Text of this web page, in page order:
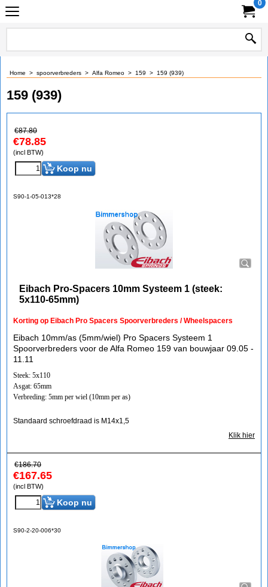
0
Home > spoorverbreders > Alfa Romeo > 159 > 159 (939)
159 (939)
€87.80
€78.85
(incl BTW)
Koop nu
S90-1-05-013*28
Eibach Pro-Spacers 10mm Systeem 1 (steek:
5x110-65mm)
Korting op Eibach Pro Spacers Spoorverbreders / Wheelspacers
Eibach 10mm/as (5mm/wiel) Pro Spacers Systeem 1
Spoorverbreders voor de Alfa Romeo 159 van bouwjaar 09.05 -
11.11
Steek: 5x110
Asgat: 65mm
Verbreding: 5mm per wiel (10mm per as)
Standaard schroefdraad is M14x1,5
Klik hier
€186.70
€167.65
(incl BTW)
Koop nu
S90-2-20-006*30